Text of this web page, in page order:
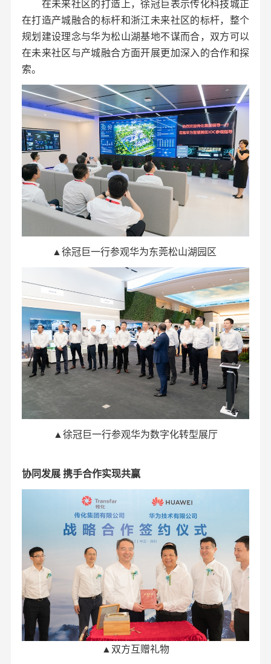
在未来社区的打造上，徐冠巨表示传化科技城正
在打造产城融合的标杆和浙江未来社区的标杆，整个
规划建设理念与华为松山湖基地不谋而合，双方可以
在未来社区与产城融合方面开展更加深入的合作和探
索。
▲徐冠巨一行参观华为东莞松山湖园区
▲徐冠巨一行参观华为数字化转型展厅
协同发展 携手合作实现共赢
▲双方互赠礼物